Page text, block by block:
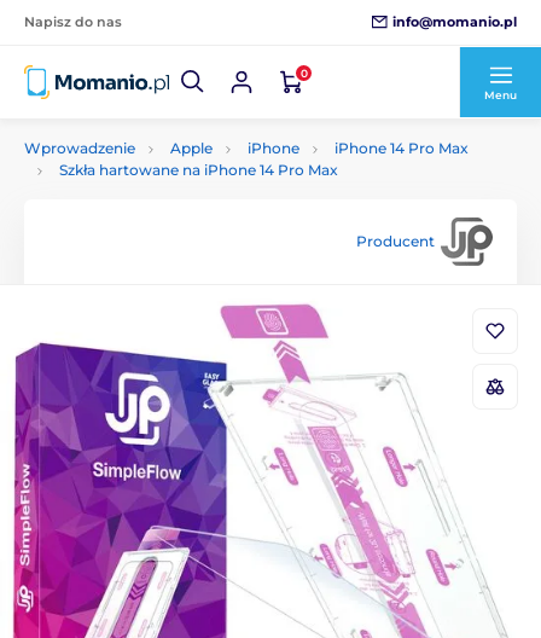
Napisz do nas info@momanio.pl
0
Menu
Wprowadzenie Apple iPhone
iPhone 14 Pro Max
Szkła hartowane na iPhone 14 Pro Max
Producent